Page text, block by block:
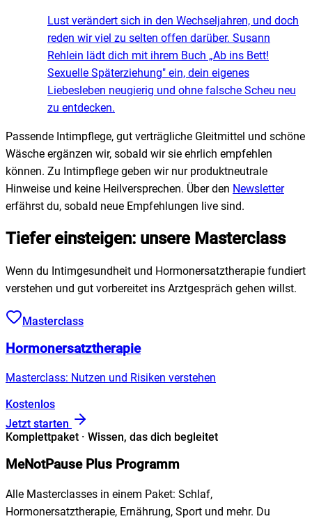
Lust verändert sich in den Wechseljahren, und doch
reden wir viel zu selten offen darüber. Susann
Rehlein lädt dich mit ihrem Buch „Ab ins Bett!
Sexuelle Späterziehung" ein, dein eigenes
Liebesleben neugierig und ohne falsche Scheu neu
zu entdecken.
Passende Intimpflege, gut verträgliche Gleitmittel und schöne
Wäsche ergänzen wir, sobald wir sie ehrlich empfehlen
können. Zu Intimpflege geben wir nur produktneutrale
Hinweise und keine Heilversprechen. Über den Newsletter
erfährst du, sobald neue Empfehlungen live sind.
Tiefer einsteigen: unsere Masterclass
Wenn du Intimgesundheit und Hormonersatztherapie fundiert
verstehen und gut vorbereitet ins Arztgespräch gehen willst.
Masterclass
Hormonersatztherapie
Masterclass: Nutzen und Risiken verstehen
Kostenlos
Jetzt starten
Komplettpaket · Wissen, das dich begleitet
MeNotPause Plus Programm
Alle Masterclasses in einem Paket: Schlaf,
Hormonersatztherapie, Ernährung, Sport und mehr. Du